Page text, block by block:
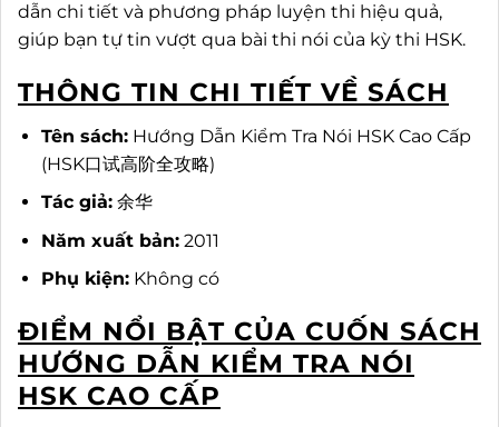
dẫn chi tiết và phương pháp luyện thi hiệu quả,
giúp bạn tự tin vượt qua bài thi nói của kỳ thi HSK.
THÔNG TIN CHI TIẾT VỀ SÁCH
Tên sách:Hướng Dẫn Kiểm Tra Nói HSK Cao Cấp
(HSK口试高阶全攻略)
Tác giả:余华
Năm xuất bản:2011
Phụ kiện:Không có
ĐIỂM NỔI BẬT CỦA CUỐN SÁCH
HƯỚNG DẪN KIỂM TRA NÓI
HSK CAO CẤP